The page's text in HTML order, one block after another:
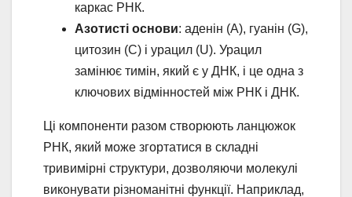
каркас РНК.
Азотисті основи: аденін (A), гуанін (G),
цитозин (C) і урацил (U). Урацил
замінює тимін, який є у ДНК, і це одна з
ключових відмінностей між РНК і ДНК.
Ці компоненти разом створюють ланцюжок
РНК, який може згортатися в складні
тривимірні структури, дозволяючи молекулі
виконувати різноманітні функції. Наприклад,